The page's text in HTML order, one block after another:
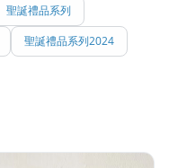
聖誕禮品系列
聖誕禮品系列2024